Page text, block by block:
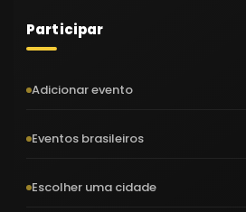
Participar
Adicionar evento
Eventos brasileiros
Escolher uma cidade